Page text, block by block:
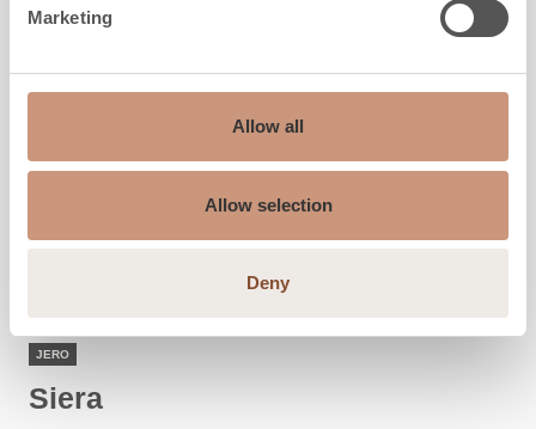
Marketing
Allow all
Allow selection
Deny
NEUHEIT
JERO
Siera